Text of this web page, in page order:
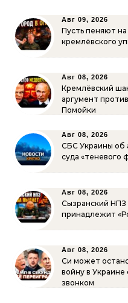
Авг 09, 2026
Пусть пеняют на
кремлёвского
Авг 08, 2026
Кремлёвский
аргумент
Помойки
Авг 08, 2026
СБС Украины об
суда «теневого
Авг 08, 2026
Сызранский НПЗ
принадлежит
Авг 08, 2026
Си может
войну в Украине
звонком